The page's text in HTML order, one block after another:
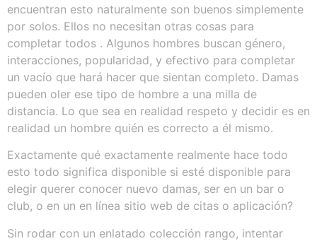
encuentran esto naturalmente son buenos simplemente
por solos. Ellos no necesitan otras cosas para
completar todos . Algunos hombres buscan género,
interacciones, popularidad, y efectivo para completar
un vacío que hará hacer que sientan completo. Damas
pueden oler ese tipo de hombre a una milla de
distancia. Lo que sea en realidad respeto y decidir es en
realidad un hombre quién es correcto a él mismo.
Exactamente qué exactamente realmente hace todo
esto todo significa disponible si esté disponible para
elegir querer conocer nuevo damas, ser en un bar o
club, o en un en línea sitio web de citas o aplicación?
Sin rodar con un enlatado colección rango, intentar